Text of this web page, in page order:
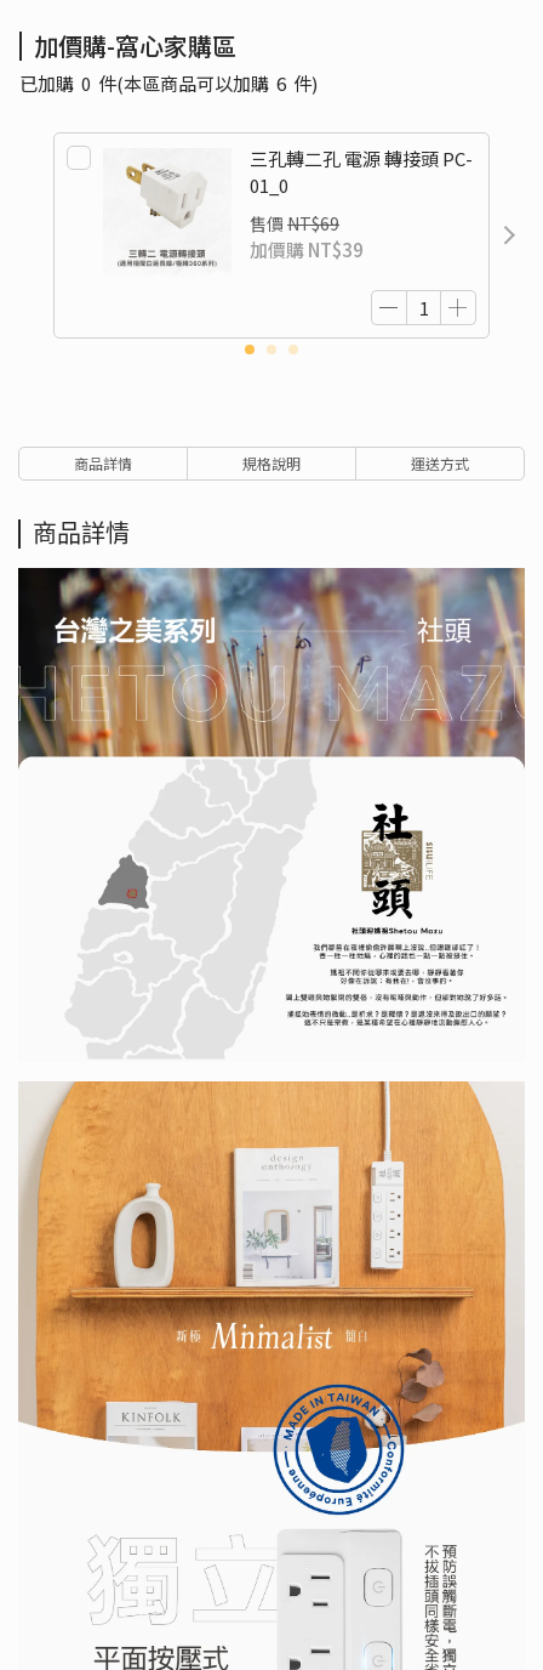
加價購-窩心家購區
已加購 0 件(本區商品可以加購 6 件)
三孔轉二孔 電源 轉接頭 PC-
01_0
售價 NT$69
加價購NT$39
商品詳情 規格說明 運送方式
商品詳情